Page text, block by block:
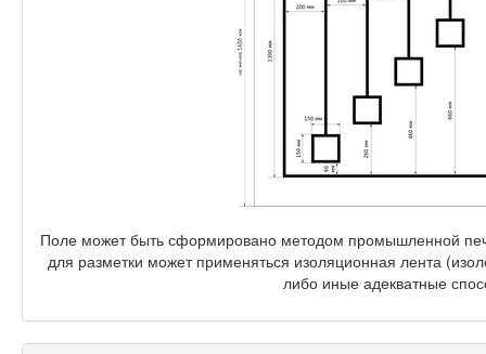
Поле может быть сформировано методом промышленной
для разметки может применяться изоляционная лента
либо иные адекватные